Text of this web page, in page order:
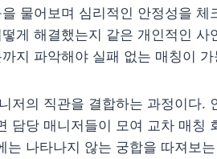
물어보며 심리적인 안정성을 체
게 해결했는지 같은 개인적인 사
지 파악해야 실패 없는 매칭이 가
저의 직관을 결합하는 과정이다.
담당 매니저들이 모여 교차 매칭
는 나타나지 않는 궁합을 따져보